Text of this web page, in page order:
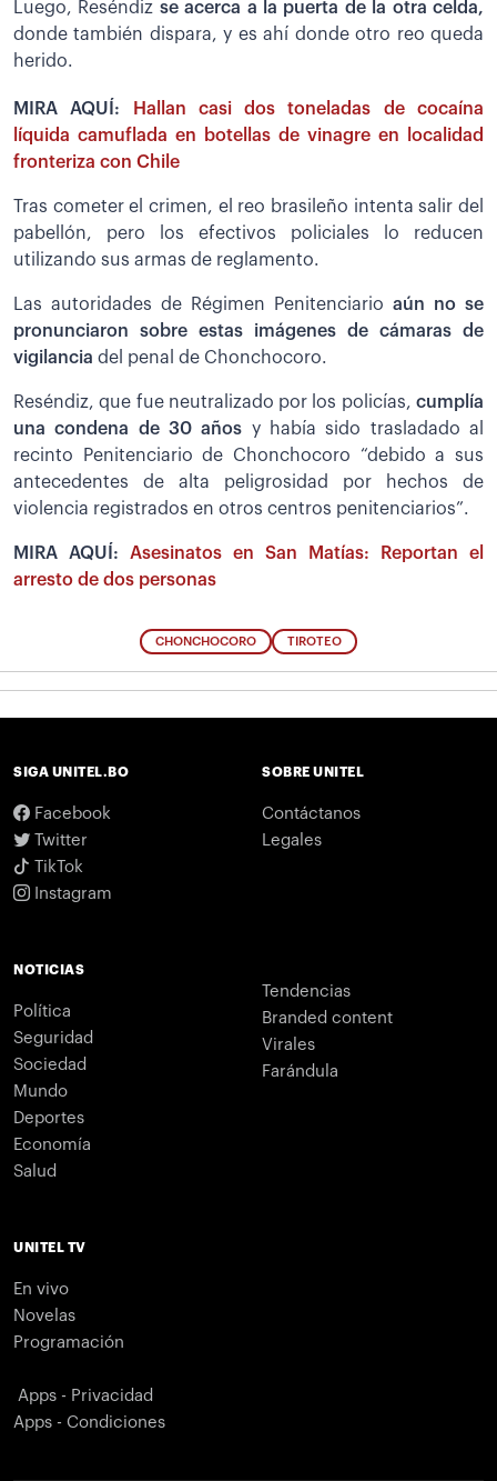
Luego, Reséndiz se acerca a la puerta de la otra celda,
donde también dispara, y es ahí donde otro reo queda
herido.
MIRA AQUÍ:
Hallan casi dos toneladas de cocaína
líquida camuflada en botellas de vinagre en localidad
fronteriza con Chile
Tras cometer el crimen, el reo brasileño intenta salir del
pabellón, pero los efectivos policiales lo reducen
utilizando sus armas de reglamento.
Las autoridades de Régimen Penitenciario aún no se
pronunciaron sobre estas imágenes de cámaras de
vigilancia del penal de Chonchocoro.
Reséndiz, que fue neutralizado por los policías, cumplía
una condena de 30 años y había sido trasladado al
recinto Penitenciario de Chonchocoro “debido a sus
antecedentes de alta peligrosidad por hechos de
violencia registrados en otros centros penitenciarios”.
MIRA AQUÍ: Asesinatos en San Matías: Reportan el
arresto de dos personas
CHONCHOCORO TIROTEO
SIGA UNITEL.BO
Facebook
Twitter
TikTok
Instagram
SOBRE UNITEL
Contáctanos
Legales
NOTICIAS
Política
Seguridad
Sociedad
Mundo
Deportes
Economía
Salud
Tendencias
Branded content
Virales
Farándula
UNITEL TV
En vivo
Novelas
Programación
Apps - Privacidad
Apps - Condiciones